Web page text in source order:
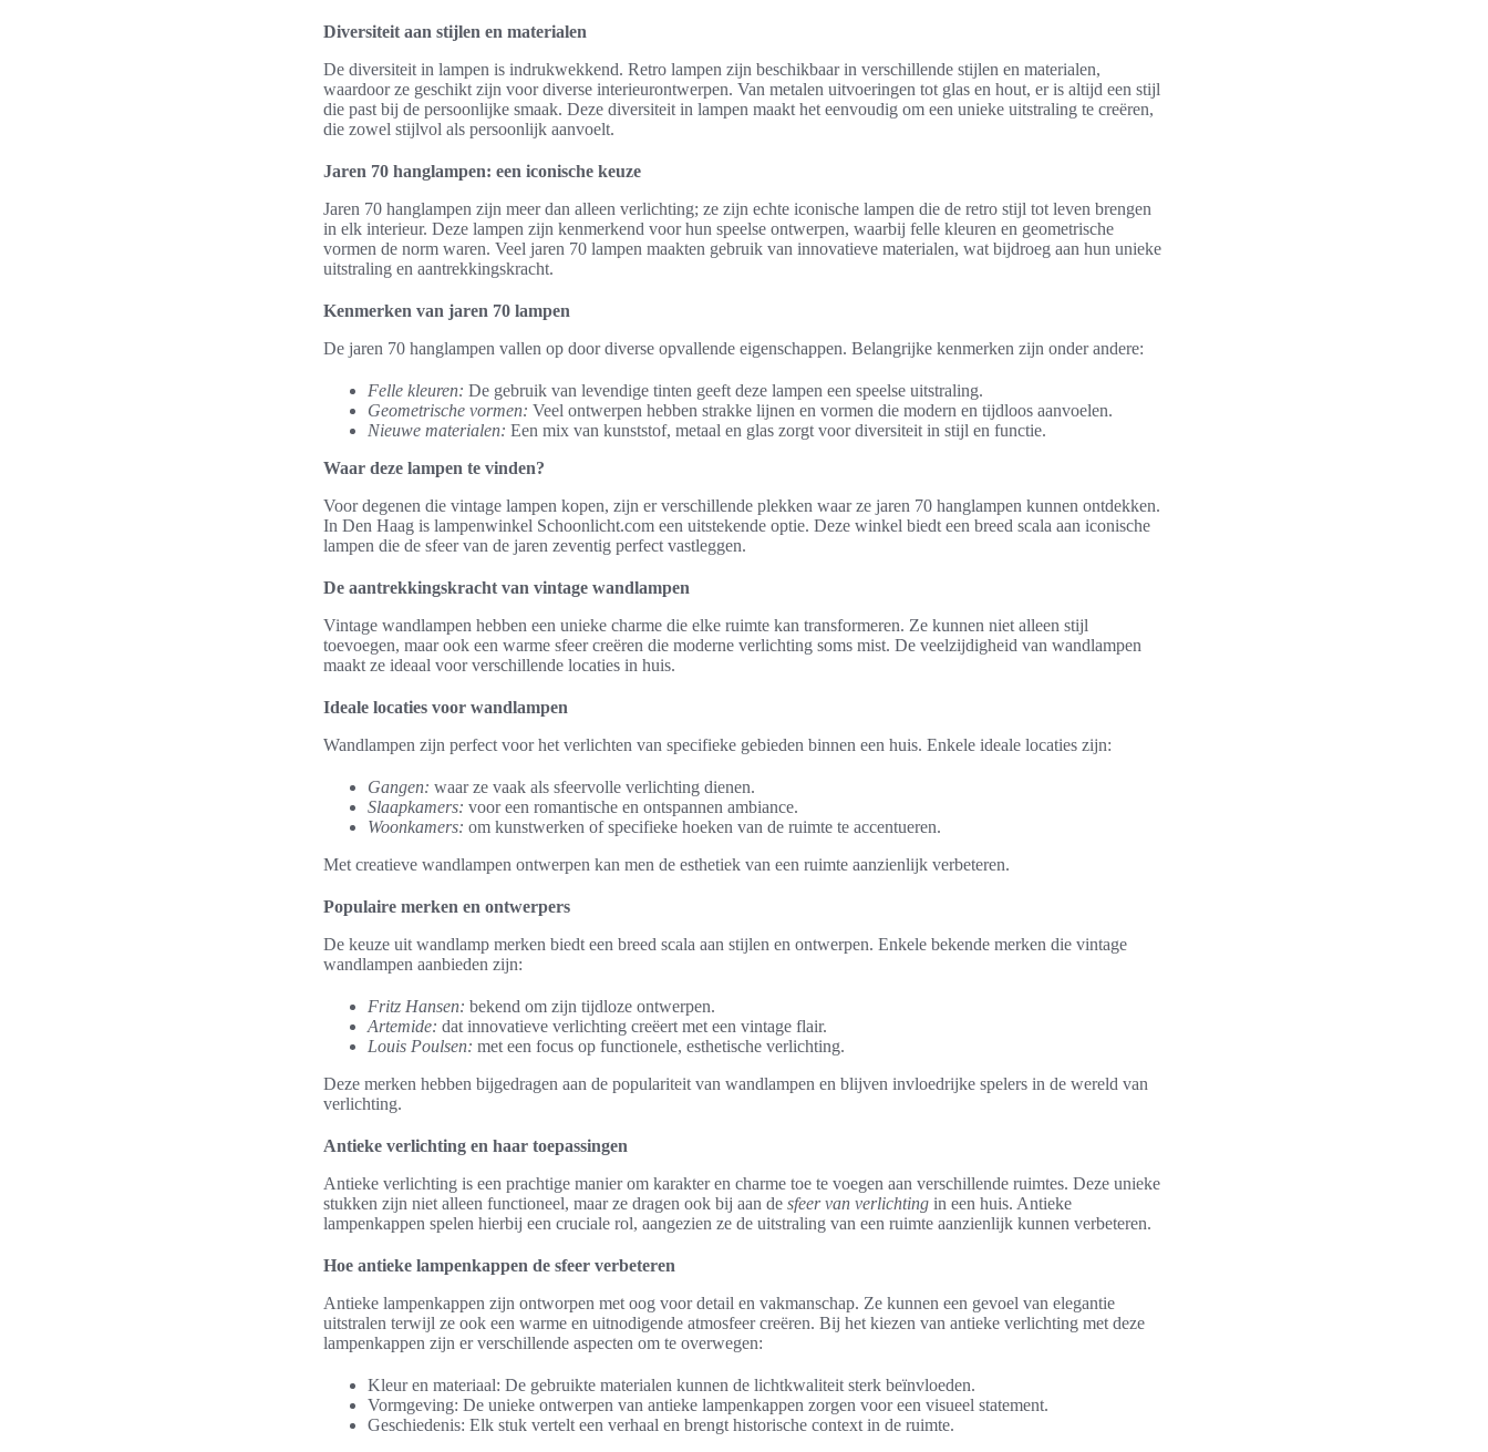
Diversiteit aan stijlen en materialen
De diversiteit in lampen is indrukwekkend. Retro lampen zijn beschikbaar in verschillende stijlen en materialen,
waardoor ze geschikt zijn voor diverse interieurontwerpen. Van metalen uitvoeringen tot glas en hout, er is altijd een stijl
die past bij de persoonlijke smaak. Deze diversiteit in lampen maakt het eenvoudig om een unieke uitstraling te creëren,
die zowel stijlvol als persoonlijk aanvoelt.
Jaren 70 hanglampen: een iconische keuze
Jaren 70 hanglampen zijn meer dan alleen verlichting; ze zijn echte iconische lampen die de retro stijl tot leven brengen
in elk interieur. Deze lampen zijn kenmerkend voor hun speelse ontwerpen, waarbij felle kleuren en geometrische
vormen de norm waren. Veel jaren 70 lampen maakten gebruik van innovatieve materialen, wat bijdroeg aan hun unieke
uitstraling en aantrekkingskracht.
Kenmerken van jaren 70 lampen
De jaren 70 hanglampen vallen op door diverse opvallende eigenschappen. Belangrijke kenmerken zijn onder andere:
Felle kleuren: De gebruik van levendige tinten geeft deze lampen een speelse uitstraling.
Geometrische vormen: Veel ontwerpen hebben strakke lijnen en vormen die modern en tijdloos aanvoelen.
Nieuwe materialen: Een mix van kunststof, metaal en glas zorgt voor diversiteit in stijl en functie.
Waar deze lampen te vinden?
Voor degenen die vintage lampen kopen, zijn er verschillende plekken waar ze jaren 70 hanglampen kunnen ontdekken.
In Den Haag is lampenwinkel Schoonlicht.com een uitstekende optie. Deze winkel biedt een breed scala aan iconische
lampen die de sfeer van de jaren zeventig perfect vastleggen.
De aantrekkingskracht van vintage wandlampen
Vintage wandlampen hebben een unieke charme die elke ruimte kan transformeren. Ze kunnen niet alleen stijl
toevoegen, maar ook een warme sfeer creëren die moderne verlichting soms mist. De veelzijdigheid van wandlampen
maakt ze ideaal voor verschillende locaties in huis.
Ideale locaties voor wandlampen
Wandlampen zijn perfect voor het verlichten van specifieke gebieden binnen een huis. Enkele ideale locaties zijn:
Gangen: waar ze vaak als sfeervolle verlichting dienen.
Slaapkamers: voor een romantische en ontspannen ambiance.
Woonkamers: om kunstwerken of specifieke hoeken van de ruimte te accentueren.
Met creatieve wandlampen ontwerpen kan men de esthetiek van een ruimte aanzienlijk verbeteren.
Populaire merken en ontwerpers
De keuze uit wandlamp merken biedt een breed scala aan stijlen en ontwerpen. Enkele bekende merken die vintage
wandlampen aanbieden zijn:
Fritz Hansen: bekend om zijn tijdloze ontwerpen.
Artemide: dat innovatieve verlichting creëert met een vintage flair.
Louis Poulsen: met een focus op functionele, esthetische verlichting.
Deze merken hebben bijgedragen aan de populariteit van wandlampen en blijven invloedrijke spelers in de wereld van
verlichting.
Antieke verlichting en haar toepassingen
Antieke verlichting is een prachtige manier om karakter en charme toe te voegen aan verschillende ruimtes. Deze unieke
stukken zijn niet alleen functioneel, maar ze dragen ook bij aan de sfeer van verlichting in een huis. Antieke
lampenkappen spelen hierbij een cruciale rol, aangezien ze de uitstraling van een ruimte aanzienlijk kunnen verbeteren.
Hoe antieke lampenkappen de sfeer verbeteren
Antieke lampenkappen zijn ontworpen met oog voor detail en vakmanschap. Ze kunnen een gevoel van elegantie
uitstralen terwijl ze ook een warme en uitnodigende atmosfeer creëren. Bij het kiezen van antieke verlichting met deze
lampenkappen zijn er verschillende aspecten om te overwegen:
Kleur en materiaal: De gebruikte materialen kunnen de lichtkwaliteit sterk beïnvloeden.
Vormgeving: De unieke ontwerpen van antieke lampenkappen zorgen voor een visueel statement.
Geschiedenis: Elk stuk vertelt een verhaal en brengt historische context in de ruimte.